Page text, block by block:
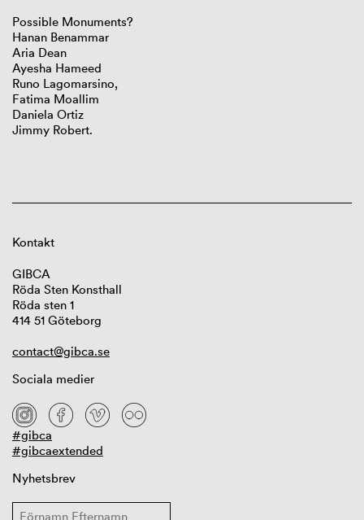
Possible Monuments?
Hanan Benammar
Aria Dean
Ayesha Hameed
Runo Lagomarsino,
Fatima Moallim
Daniela Ortiz
Jimmy Robert.
Kontakt
GIBCA
Röda Sten Konsthall
Röda sten 1
414 51 Göteborg
contact@gibca.se
Sociala medier
#gibca
#gibcaextended
Nyhetsbrev